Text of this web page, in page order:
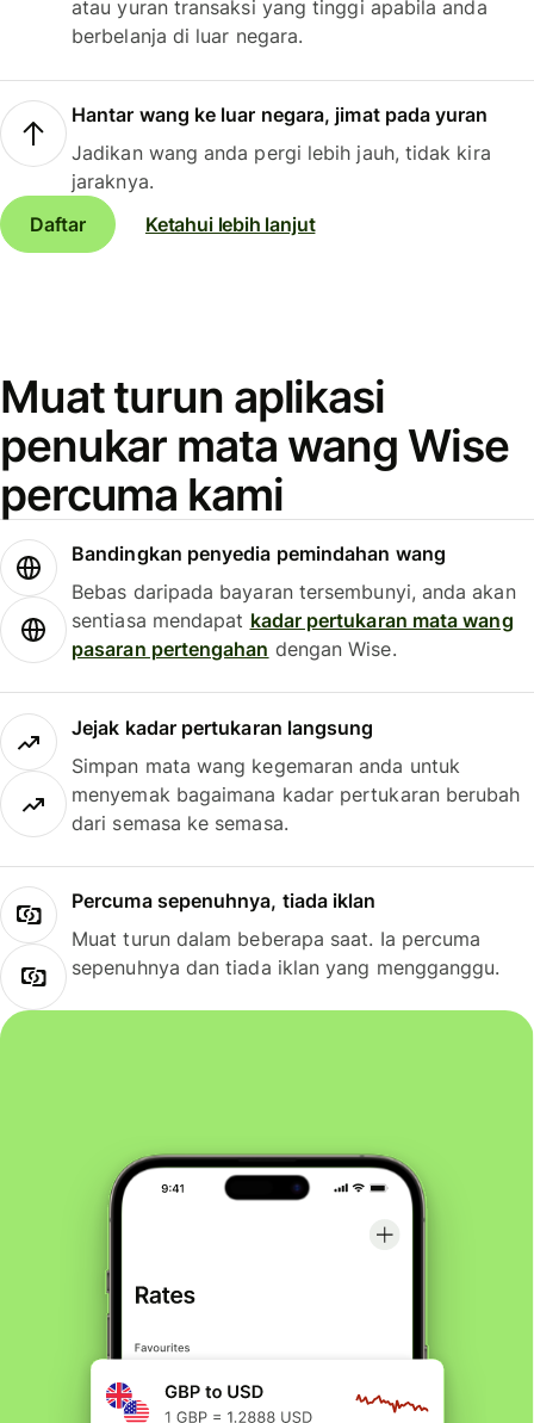
atau yuran transaksi yang tinggi apabila anda
berbelanja di luar negara.
Hantar wang ke luar negara, jimat pada yuran
Jadikan wang anda pergi lebih jauh, tidak kira
jaraknya.
Daftar
Ketahui lebih lanjut
Muat turun aplikasi
penukar mata wang Wise
percuma kami
Bandingkan penyedia pemindahan wang
Bebas daripada bayaran tersembunyi, anda akan
sentiasa mendapat kadar pertukaran mata wang
pasaran pertengahan dengan Wise.
Jejak kadar pertukaran langsung
Simpan mata wang kegemaran anda untuk
menyemak bagaimana kadar pertukaran berubah
dari semasa ke semasa.
Percuma sepenuhnya, tiada iklan
Muat turun dalam beberapa saat. Ia percuma
sepenuhnya dan tiada iklan yang mengganggu.